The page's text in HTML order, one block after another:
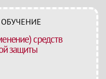
средств
защиты